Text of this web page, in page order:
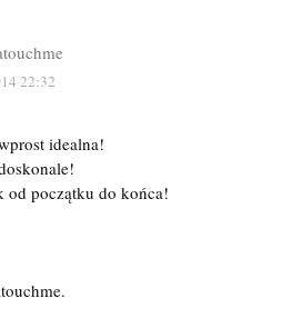
22:32
idealna!
od początku do końca!